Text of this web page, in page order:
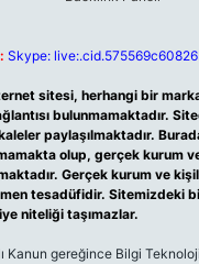
Skype:
sitesi, herhangi bir
bulunmamaktadır.
paylaşılmaktadır.
olup, gerçek kurum
Gerçek kurum ve
tesadüfidir. Sitemizdeki
niteliği taşımazlar.
Kanun gereğince Bilgi